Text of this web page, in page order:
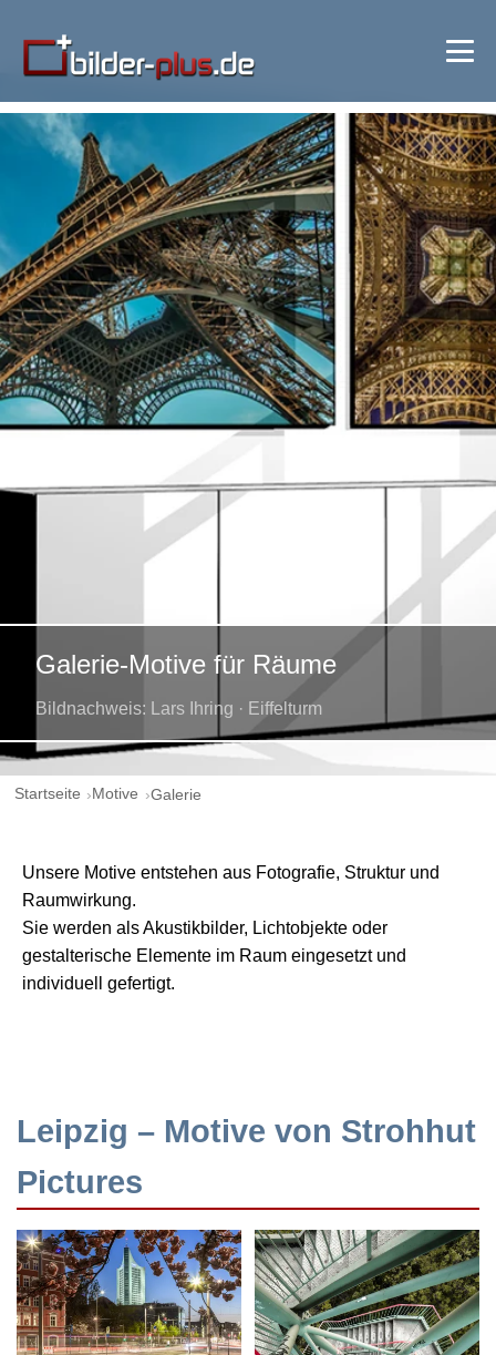
Galerie-Motive für Räume
Bildnachweis: Lars Ihring · Eiffelturm
Startseite Motive Galerie
Unsere Motive entstehen aus Fotografie, Struktur und
Raumwirkung.
Sie werden als Akustikbilder, Lichtobjekte oder
gestalterische Elemente im Raum eingesetzt und
individuell gefertigt.
Leipzig – Motive von Strohhut
Pictures